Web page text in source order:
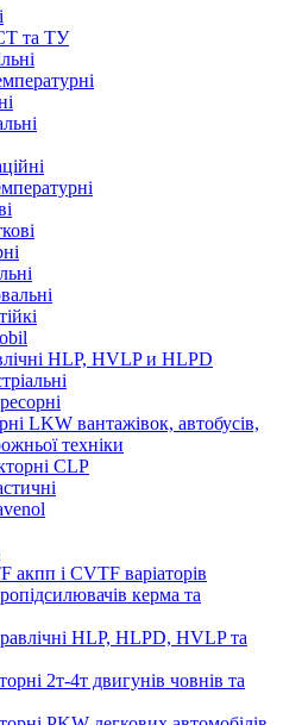
та ТУ
HLP, HVLP и HLPD
LKW вантажівок, автобусів,
техніки
CLP
акпп і CVTF варіаторів
керма та
HLP, HLPD, HVLP та
2т-4т двигунів човнів та